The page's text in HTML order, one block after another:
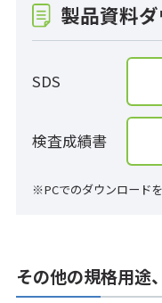
製品資料
SDS
検査成績書
※PCでのダウンロードを
その他の規格用途